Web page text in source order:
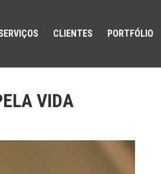
CLIENTES PORTFÓLIO
VIDA